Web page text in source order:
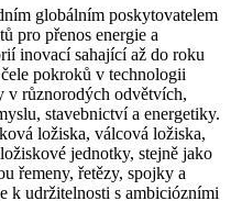
globálním poskytovatelem
pro přenos energie a
inovací sahající až do roku
pokroků v technologii
v různorodých odvětvích,
stavebnictví a energetiky.
ložiska, válcová ložiska,
jednotky, stejně jako
řemeny, řetězy, spojky a
k udržitelnosti s ambiciózními